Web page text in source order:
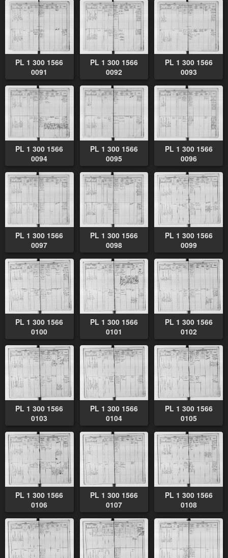
PL 1 300 1566
0091
PL 1 300 1566
0092
PL 1 300 1566
0093
PL 1 300 1566
0094
PL 1 300 1566
0095
PL 1 300 1566
0096
PL 1 300 1566
0097
PL 1 300 1566
0098
PL 1 300 1566
0099
PL 1 300 1566
0100
PL 1 300 1566
0101
PL 1 300 1566
0102
PL 1 300 1566
0103
PL 1 300 1566
0104
PL 1 300 1566
0105
PL 1 300 1566
0106
PL 1 300 1566
0107
PL 1 300 1566
0108